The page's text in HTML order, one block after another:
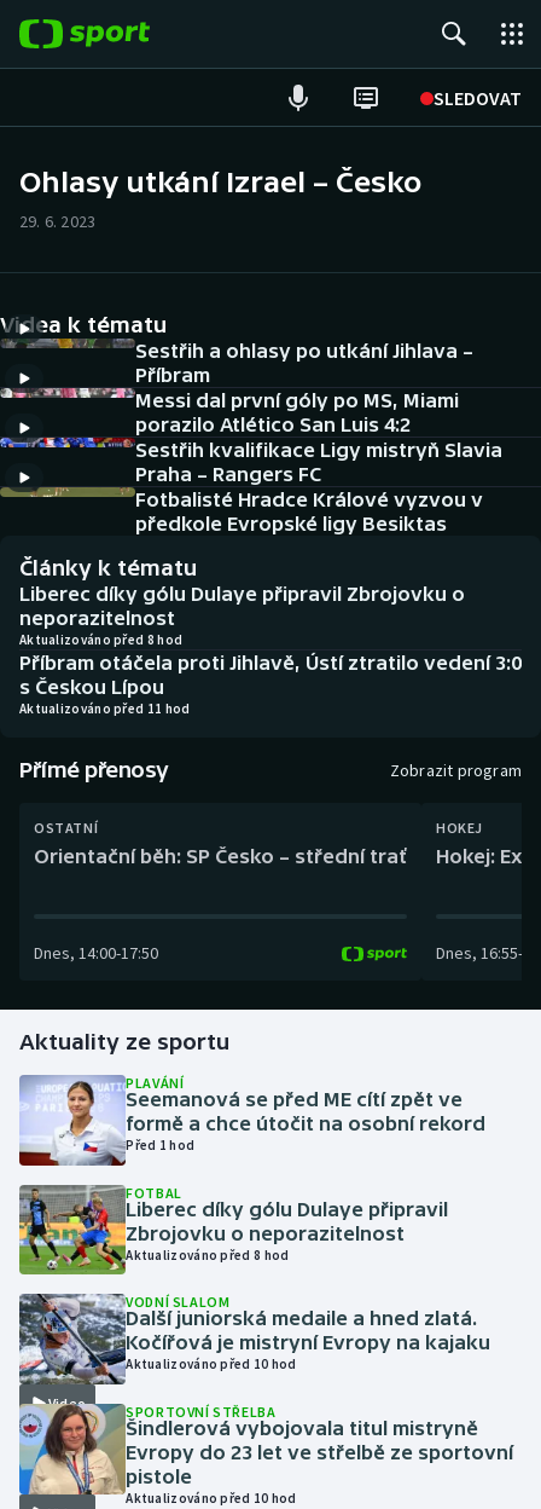
SLEDOVAT
Hokej
Tenis
Atletika
Cyklistika
DALŠÍ SPORTY
Americký fotbal
Baseball a softbal
Basketbal
Biatlon
Curling
Florbal
Golf
Gymnastika
Házená
Jezdectví
Judo
Krasobruslení
Lezení
Lyže a snowboard
NEPŘEHLÉDNĚTE
Soutěže
Historické návraty
Aplikace ČT sport
Ohlasy utkání Izrael – Česko
29. 6. 2023
Videa k tématu
Sestřih a ohlasy po utkání Jihlava –
Příbram
Messi dal první góly po MS, Miami
porazilo Atlético San Luis 4:2
Sestřih kvalifikace Ligy mistryň Slavia
Praha – Rangers FC
Fotbalisté Hradce Králové vyzvou v
předkole Evropské ligy Besiktas
Články k tématu
Liberec díky gólu Dulaye připravil Zbrojovku o
neporazitelnost
Aktualizováno před 8 hod
Příbram otáčela proti Jihlavě, Ústí ztratilo vedení 3:0
s Českou Lípou
Aktualizováno před 11 hod
Přímé přenosy Zobrazit program
OSTATNÍ
Orientační běh: SP Česko – střední trať
Dnes, 14:00-17:50
HOKEJ
Hokej:
Dnes, 16:55-
Aktuality ze sportu
PLAVÁNÍ
Seemanová se před ME cítí zpět ve
formě a chce útočit na osobní rekord
Před 1 hod
FOTBAL
Liberec díky gólu Dulaye připravil
Zbrojovku o neporazitelnost
Aktualizováno před 8 hod
Video
VODNÍ SLALOM
Další juniorská medaile a hned zlatá.
Kočířová je mistryní Evropy na kajaku
Aktualizováno před 10 hod
SPORTOVNÍ STŘELBA
Šindlerová vybojovala titul mistryně
Evropy do 23 let ve střelbě ze sportovní
pistole
Aktualizováno před 10 hod